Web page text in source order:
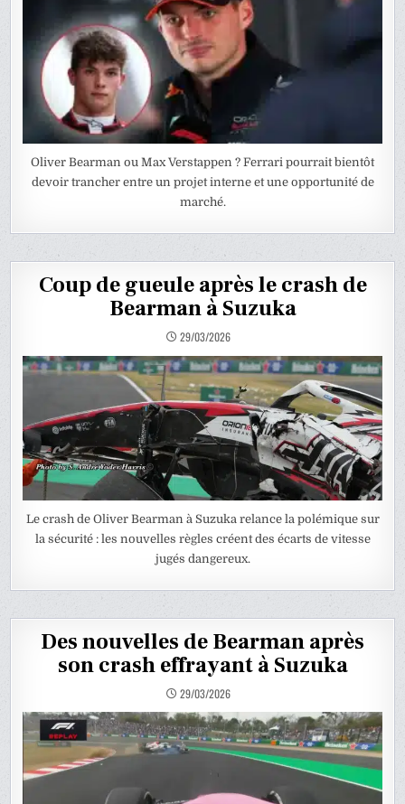
Oliver Bearman ou Max Verstappen ? Ferrari pourrait bientôt
devoir trancher entre un projet interne et une opportunité de
marché.
Coup de gueule après le crash de
Bearman à Suzuka
29/03/2026
Le crash de Oliver Bearman à Suzuka relance la polémique sur
la sécurité : les nouvelles règles créent des écarts de vitesse
jugés dangereux.
Des nouvelles de Bearman après
son crash effrayant à Suzuka
29/03/2026